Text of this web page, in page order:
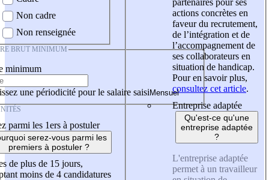
Non cadre
Non renseignée
BRUT MINIMUM
minimum
une périodicité pour le salaire saisi
parmi les 1ers à postuler
serez-vous parmi les
premiers à postuler ?
de plus de 15 jours,
moins de 4 candidatures
actions concrètes en
faveur du recrutement,
de l’intégration et de
l’accompagnement de
ses collaborateurs en
situation de handicap.
Pour en savoir plus,
consultez cet article.
Entreprise adaptée
Qu'est-ce qu'une
entreprise adaptée
?
L'entreprise adaptée
permet à un travailleur